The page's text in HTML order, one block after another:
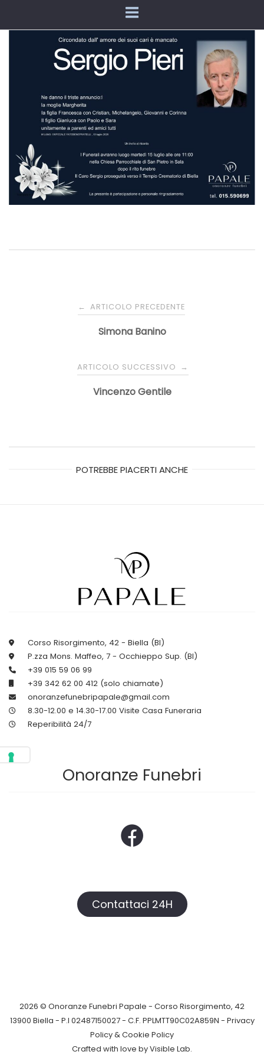
Navigazione
← ARTICOLO PRECEDENTE
Simona Banino
ARTICOLO SUCCESSIVO →
Vincenzo Gentile
POTREBBE PIACERTI ANCHE
Corso Risorgimento, 42 - Biella (BI)
P.zza Mons. Maffeo, 7 - Occhieppo Sup. (BI)
+39 015 59 06 99
+39 342 62 00 412 (solo chiamate)
onoranzefunebripapale@gmail.com
8.30-12.00 e 14.30-17.00 Visite Casa Funeraria
Reperibilità 24/7
Onoranze Funebri
Contattaci 24H
2026 © Onoranze Funebri Papale - Corso Risorgimento, 42
13900 Biella - P.I 02487150027 - C.F. PPLMTT90C02A859N - Privacy
Policy &Cookie Policy
Crafted with love byVisible Lab.